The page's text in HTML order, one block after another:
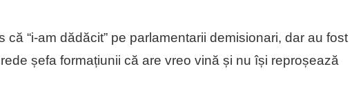
că “i-am dădăcit” pe parlamentarii demisionari, dar au fost
șefa formațiunii că are vreo vină și nu își reproșează